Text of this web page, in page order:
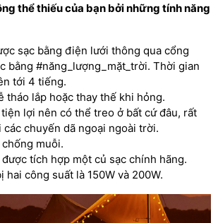
thể thiếu của bạn bởi những tính năng
sạc bằng điện lưới thông qua cổng
bằng #năng_lượng_mặt_trời. Thời gian
tới 4 tiếng.
tháo lắp hoặc thay thế khi hỏng.
lợi nên có thể treo ở bất cứ đâu, rất
chuyến dã ngoại ngoài trời.
muỗi.
tích hợp một củ sạc chính hãng.
hai công suất là 150W và 200W.